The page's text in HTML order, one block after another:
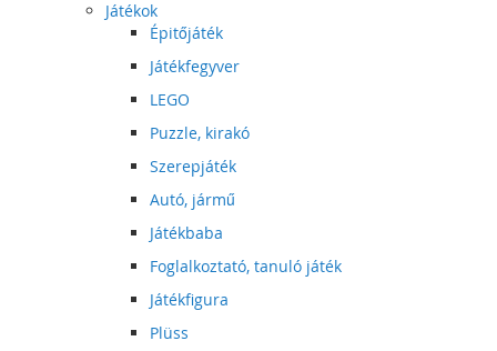
Játékok
Épitőjáték
Játékfegyver
LEGO
Puzzle, kirakó
Szerepjáték
Autó, jármű
Játékbaba
Foglalkoztató, tanuló játék
Játékfigura
Plüss